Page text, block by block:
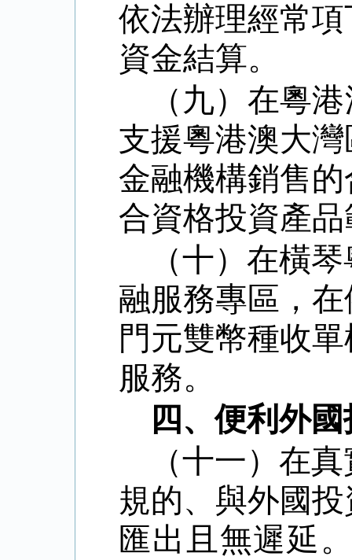
依法辦理經常
資金結算。
（九）在粵
支援粵港澳大
金融機構銷售
合資格投資產
（十）在橫
融服務專區，
門元雙幣種收
服務。
四、便利外
（十一）在
規的、與外國
匯出且無遲延